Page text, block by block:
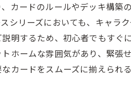
カードのルールやデッキ構築
シリーズにおいても、キャラ
明するため、初心者でもすぐ
ホームな雰囲気があり、緊張
カードをスムーズに揃えられ